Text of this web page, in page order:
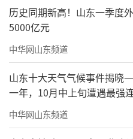
现服务业营收占比达
责人表示。
以业态集聚带动
大对现代服务业集聚
集聚区“磁场效应”，
业提质转型。目前，全
历史同期新高！山东一季度
5000亿元
中华网山东频道
山东十大天气气候事件揭晓
一年，10月中上旬遭遇最强
中华网山东频道